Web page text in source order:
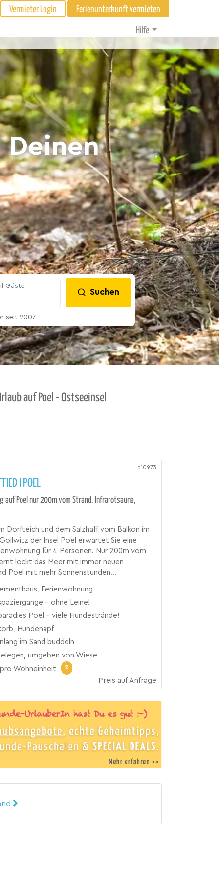
Vermieter Login Ferienunterkunft vermieten
Hilfe
Deinen
Gäste
Suchen
seit 2007
auf Poel - Ostseeinsel
a10973
I POEL
auf Poel nur 200m vom Strand. Infrarotsauna,
Dorfteich und dem Salzhaff vom Balkon im
der Insel Poel erwartet Sie eine
für 4 Personen. Nur 200m vom
lockt das Meer mit immer neuen
Poel mit mehr Sonnenstunden...
Ferienwohnung
- ohne Leine!
Poel - viele Hundestrände!
Hundenapf
im Sand buddeln
umgeben von Wiese
Wohneinheit
2
Preis auf Anfrage